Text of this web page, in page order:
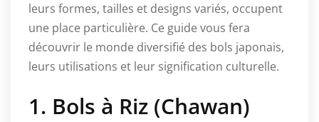
leurs formes, tailles et designs variés, occupent
une place particulière. Ce guide vous fera
découvrir le monde diversifié des bols japonais,
leurs utilisations et leur signification culturelle.
1. Bols à Riz (Chawan)